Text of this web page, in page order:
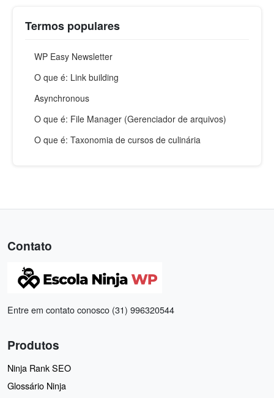
Termos populares
WP Easy Newsletter
O que é: Link building
Asynchronous
O que é: File Manager (Gerenciador de arquivos)
O que é: Taxonomia de cursos de culinária
Contato
Entre em contato conosco (31) 996320544
Produtos
Ninja Rank SEO
Glossário Ninja